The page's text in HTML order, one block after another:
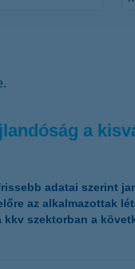
a
adatai szerint
az alkalmazottak
szektorban a